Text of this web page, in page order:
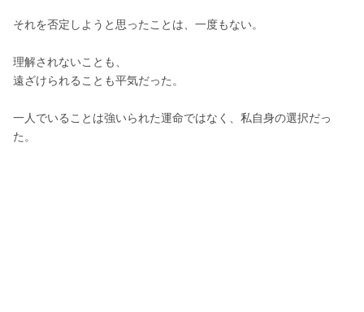
それを否定しようと思ったことは、一度もない。
理解されないことも、
遠ざけられることも平気だった。
一人でいることは強いられた運命ではなく、私自身の選択だっ
た。